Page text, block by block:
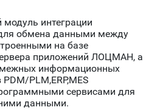
интеграции
обмена данными между
на базе
приложений ЛОЦМАН, а
информационных
PLM,ERP,MES
сервисами для
данными.